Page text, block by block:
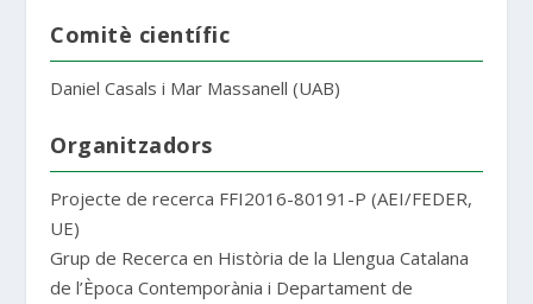
Comitè científic
Daniel Casals i Mar Massanell (UAB)
Organitzadors
Projecte de recerca FFI2016-80191-P (AEI/FEDER,
UE)
Grup de Recerca en Història de la Llengua Catalana
de l’Època Contemporània i Departament de